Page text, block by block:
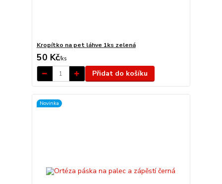
Kropítko na pet láhve 1ks zelená
50 Kč/ks
Přidat do košíku
Novinka